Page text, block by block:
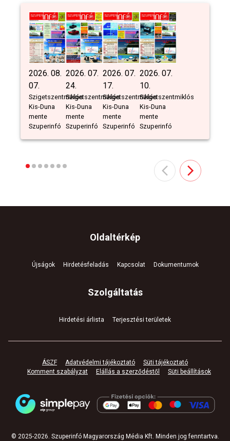
2026. 08.
07.
Szigetszentmiklós
Kis-Duna
mente
Szuperinfó
2026. 07.
24.
Szigetszentmiklós
Kis-Duna
mente
Szuperinfó
2026. 07.
17.
Szigetszentmiklós
Kis-Duna
mente
Szuperinfó
2026. 07.
10.
Szigetszentmiklós
Kis-Duna
mente
Szuperinfó
Szolgáltatás
Hirdetési árlista Terjesztési területek
Oldaltérkép
Újságok Hirdetésfeladás Kapcsolat Dokumentumok
ÁSZF Adatvédelmi tájékoztató
Süti tájékoztató
Komment szabályzat
Elállás a szerződéstől Süti beállítások
© 2025-2026. Szuperinfó Magyarország Média Kft. Minden jog fenntartva.